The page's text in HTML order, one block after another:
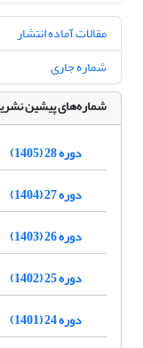
مقالات آماده انتشار
شماره جاری
شماره‌های پیشین
دوره 28 (1405)
دوره 27 (1404)
دوره 26 (1403)
دوره 25 (1402)
دوره 24 (1401)